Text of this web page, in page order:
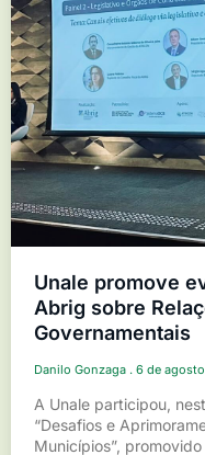
Unale promove
Abrig sobre
Governamentais
Danilo Gonzaga 6 de
A Unale participou,
“Desafios e
Municípios”,